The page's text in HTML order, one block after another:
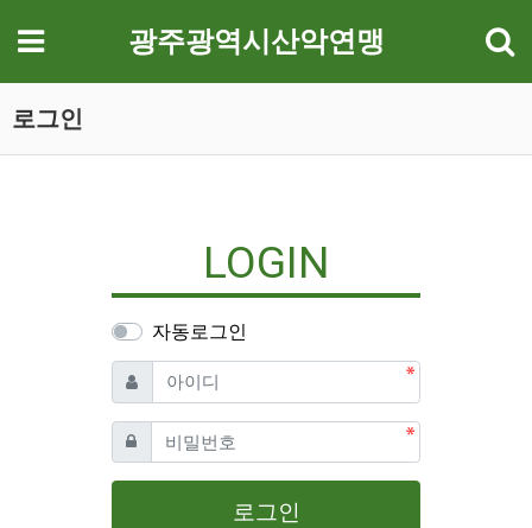
메뉴 광주광역시산악연맹
로그인
LOGIN
자동로그인
아이디 필수
비밀번호필수
로그인